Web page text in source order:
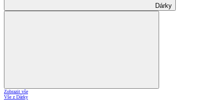
Dárky
Zobrazit vše
Vše z Dárky